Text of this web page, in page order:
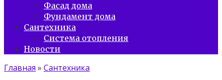
Фасад дома
Фундамент дома
Сантехника
Система отопления
Новости
Главная » Сантехника